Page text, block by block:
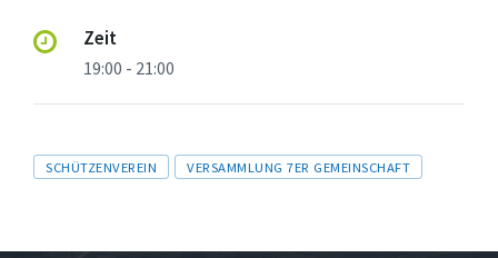
Zeit
19:00 - 21:00
Tags
SCHÜTZENVEREIN VERSAMMLUNG 7ER GEMEINSCHAFT